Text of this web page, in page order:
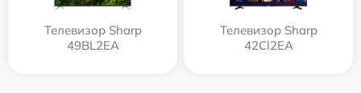
Телевизор Sharp
49BL2EA
Телевизор Sharp
42CI2EA